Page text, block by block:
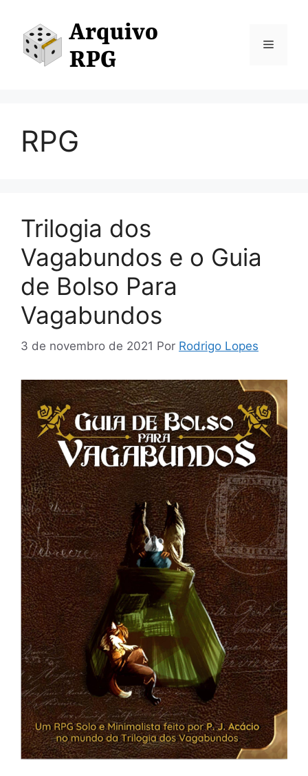
conteúdo
Menu
RPG
Trilogia dos
Vagabundos e o Guia
de Bolso Para
Vagabundos
3 de novembro de 2021 Por Rodrigo Lopes